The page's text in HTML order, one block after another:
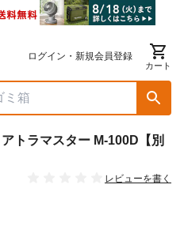
ログイン・新規会員登録
カート
トラマスター M-100D【別
レビューを書く